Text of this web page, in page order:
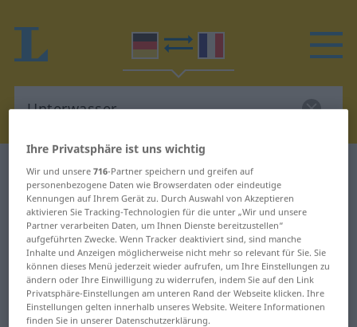
Deutsch-Französisch Wörterbuch Unterwasser…
Deutsch-Französisch Übersetzung
für "Unterwasser…"
"Unterwasser…" Französisch
Übersetzung
Ihre Privatsphäre ist uns wichtig
Wir und unsere716-Partner speichern und greifen auf
personenbezogene Daten wie Browserdaten oder eindeutige
Kennungen auf Ihrem Gerät zu. Durch Auswahl von Akzeptieren
aktivieren Sie Tracking-Technologien für die unter „Wir und unsere
Partner verarbeiten Daten, um Ihnen Dienste bereitzustellen“
aufgeführten Zwecke. Wenn Tracker deaktiviert sind, sind manche
Inhalte und Anzeigen möglicherweise nicht mehr so relevant für Sie. Sie
können dieses Menü jederzeit wieder aufrufen, um Ihre Einstellungen zu
ändern oder Ihre Einwilligung zu widerrufen, indem Sie auf den Link
Privatsphäre-Einstellungen am unteren Rand der Webseite klicken. Ihre
Einstellungen gelten innerhalb unseres Website. Weitere Informationen
finden Sie in unserer Datenschutzerklärung.